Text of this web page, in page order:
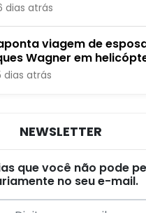
dias atrás
viagem de
Wagner em
dias atrás
NEWSLETTER
que você não pode
no seu e-mail.